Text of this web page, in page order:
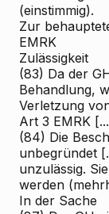
(einstimmig).
Zur
EMRK
Zulässigkeit
(83) Da der
Behandlung,
Verletzung
Art 3 EMRK
(84) Die
unbegründet
unzulässig.
werden
In der Sache